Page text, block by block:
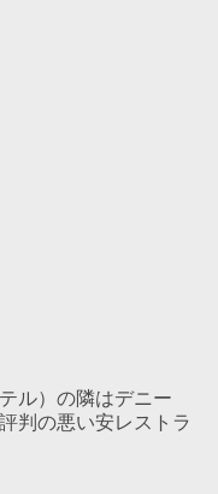
ル）の隣はデニー
判の悪い安レストラ